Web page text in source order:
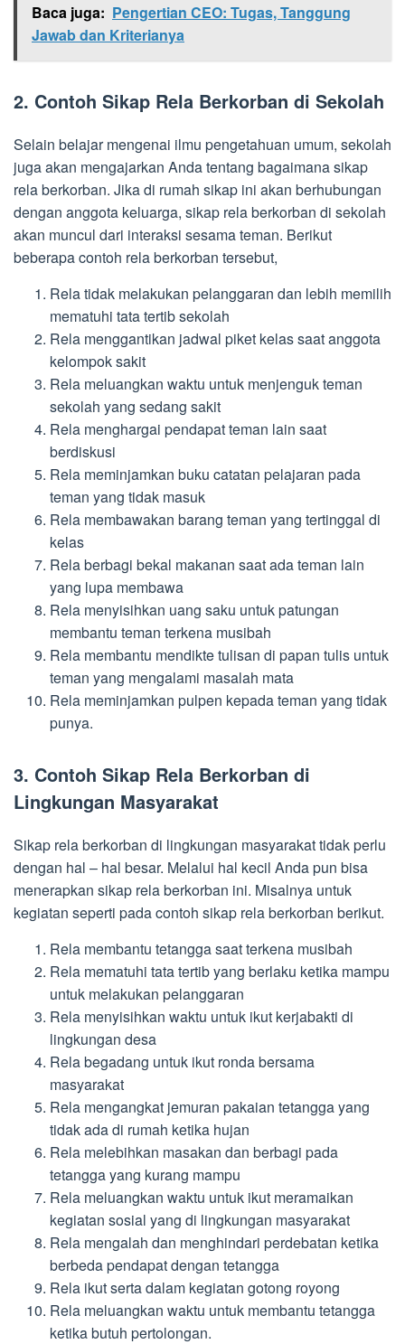
Baca juga: Pengertian CEO: Tugas, Tanggung
Jawab dan Kriterianya
2. Contoh Sikap Rela Berkorban di Sekolah
Selain belajar mengenai ilmu pengetahuan umum, sekolah
juga akan mengajarkan Anda tentang bagaimana sikap
rela berkorban. Jika di rumah sikap ini akan berhubungan
dengan anggota keluarga, sikap rela berkorban di sekolah
akan muncul dari interaksi sesama teman. Berikut
beberapa contoh rela berkorban tersebut,
Rela tidak melakukan pelanggaran dan lebih memilih
mematuhi tata tertib sekolah
Rela menggantikan jadwal piket kelas saat anggota
kelompok sakit
Rela meluangkan waktu untuk menjenguk teman
sekolah yang sedang sakit
Rela menghargai pendapat teman lain saat
berdiskusi
Rela meminjamkan buku catatan pelajaran pada
teman yang tidak masuk
Rela membawakan barang teman yang tertinggal di
kelas
Rela berbagi bekal makanan saat ada teman lain
yang lupa membawa
Rela menyisihkan uang saku untuk patungan
membantu teman terkena musibah
Rela membantu mendikte tulisan di papan tulis untuk
teman yang mengalami masalah mata
Rela meminjamkan pulpen kepada teman yang tidak
punya.
3. Contoh Sikap Rela Berkorban di
Lingkungan Masyarakat
Sikap rela berkorban di lingkungan masyarakat tidak perlu
dengan hal – hal besar. Melalui hal kecil Anda pun bisa
menerapkan sikap rela berkorban ini. Misalnya untuk
kegiatan seperti pada contoh sikap rela berkorban berikut.
Rela membantu tetangga saat terkena musibah
Rela mematuhi tata tertib yang berlaku ketika mampu
untuk melakukan pelanggaran
Rela menyisihkan waktu untuk ikut kerjabakti di
lingkungan desa
Rela begadang untuk ikut ronda bersama
masyarakat
Rela mengangkat jemuran pakaian tetangga yang
tidak ada di rumah ketika hujan
Rela melebihkan masakan dan berbagi pada
tetangga yang kurang mampu
Rela meluangkan waktu untuk ikut meramaikan
kegiatan sosial yang di lingkungan masyarakat
Rela mengalah dan menghindari perdebatan ketika
berbeda pendapat dengan tetangga
Rela ikut serta dalam kegiatan gotong royong
Rela meluangkan waktu untuk membantu tetangga
ketika butuh pertolongan.